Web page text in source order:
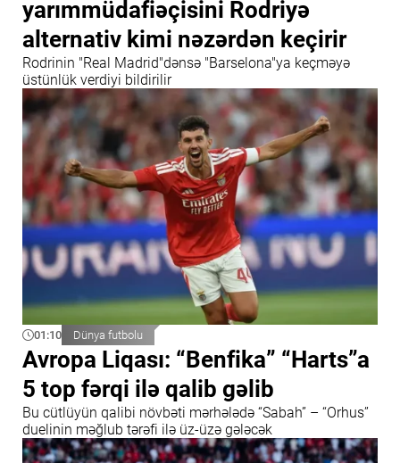
yarımmüdafiəçisini Rodriyə
alternativ kimi nəzərdən keçirir
Rodrinin "Real Madrid"dənsə "Barselona"ya keçməyə
üstünlük verdiyi bildirilir
01:10 Dünya futbolu
Avropa Liqası: “Benfika” “Harts”a
5 top fərqi ilə qalib gəlib
Bu cütlüyün qalibi növbəti mərhələdə “Sabah” – “Orhus”
duelinin məğlub tərəfi ilə üz-üzə gələcək